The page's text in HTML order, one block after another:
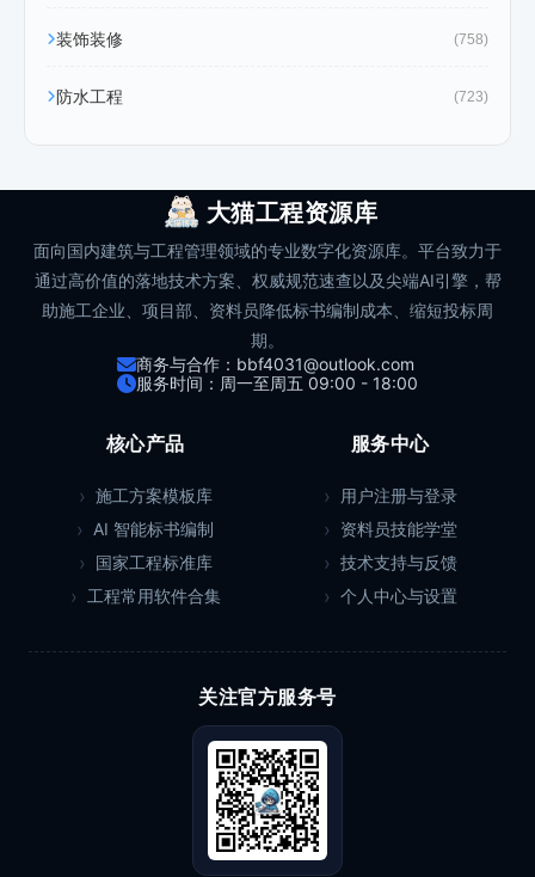
装饰装修 (758)
防水工程 (723)
大猫工程资源库
面向国内建筑与工程管理领域的专业数字化资源库。平台致力于
通过高价值的落地技术方案、权威规范速查以及尖端AI引擎，帮
助施工企业、项目部、资料员降低标书编制成本、缩短投标周
期。
商务与合作：bbf4031@outlook.com
服务时间：周一至周五 09:00 - 18:00
核心产品
施工方案模板库
AI 智能标书编制
国家工程标准库
工程常用软件合集
服务中心
用户注册与登录
资料员技能学堂
技术支持与反馈
个人中心与设置
关注官方服务号